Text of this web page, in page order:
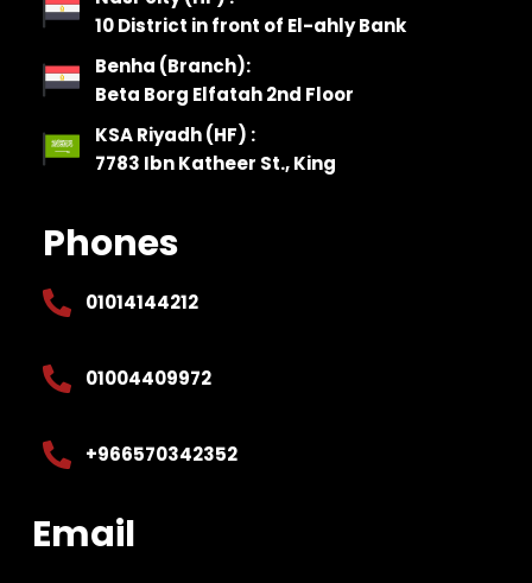
10 District in front of El-ahly Bank
Benha (Branch):
Beta Borg Elfatah 2nd Floor
KSA Riyadh (HF) :
7783 Ibn Katheer St., King
Phones
01014144212
01004409972
+966570342352
Email